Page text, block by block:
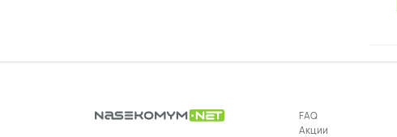
FAQ
Акции